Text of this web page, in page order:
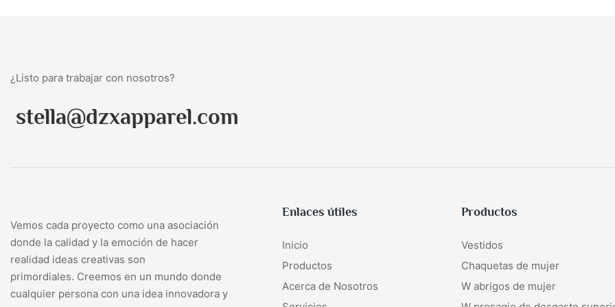
¿Listo para trabajar con nosotros?
stella@dzxapparel.com
Vemos cada proyecto como una asociación
donde la calidad y la emoción de hacer
realidad ideas creativas son
primordiales. Creemos en un mundo donde
cualquier persona con una idea innovadora y
Enlaces útiles
Inicio
Productos
Acerca de Nosotros
Productos
Vestidos
Chaquetas de mujer
W abrigos de mujer